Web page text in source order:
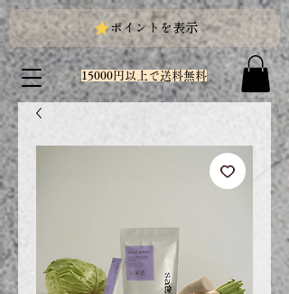
ポイントを表示
15000円以上で送料無料